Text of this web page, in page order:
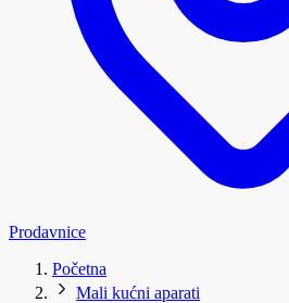
Prodavnice
Početna
Mali kućni aparati